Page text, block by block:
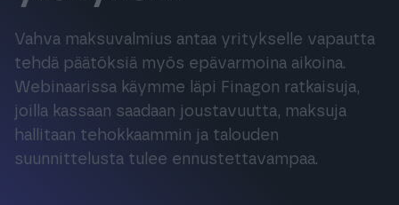
Tuki & Koulutus
Meistä & Ajankohtaista
Vahva maksuvalmius antaa yritykselle vapautta
tehdä päätöksiä myös epävarmoina aikoina.
Webinaarissa käymme läpi Finagon ratkaisuja,
joilla kassaan saadaan joustavuutta, maksuja
hallitaan tehokkaammin ja talouden
suunnittelusta tulee ennustettavampaa.